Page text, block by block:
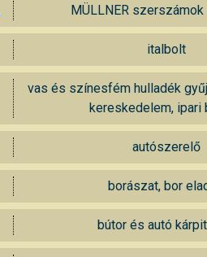
MÜLLNER
italbolt
vas és színesfém hulladék
kereskedelem, ipari
autószerelő
borászat, bor
bútor és autó